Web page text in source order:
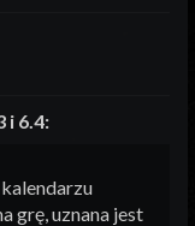
i 6.4:
grę, uznana jest